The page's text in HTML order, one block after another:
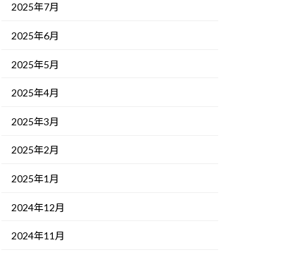
2025年7月
2025年6月
2025年5月
2025年4月
2025年3月
2025年2月
2025年1月
2024年12月
2024年11月